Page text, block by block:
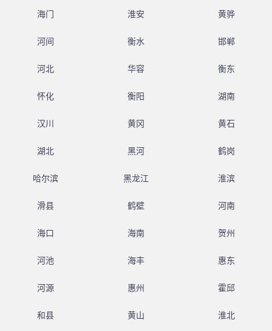
海门 淮安 黄骅
河间 衡水 邯郸
河北 华容 衡东
怀化 衡阳 湖南
汉川 黄冈 黄石
湖北 黑河 鹤岗
哈尔滨 黑龙江 淮滨
滑县 鹤壁 河南
海口 海南 贺州
河池 海丰 惠东
河源 惠州 霍邱
和县 黄山 淮北